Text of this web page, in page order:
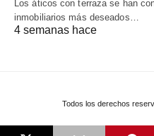
Los áticos con terraza se han
inmobiliarios más deseados…
4 semanas hace
Todos los derechos